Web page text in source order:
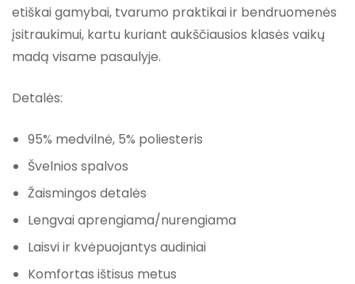
etiškai gamybai, tvarumo praktikai ir bendruomenės
įsitraukimui, kartu kuriant aukščiausios klasės vaikų
madą visame pasaulyje.
Detalės:
95% medvilnė, 5% poliesteris
Švelnios spalvos
Žaismingos detalės
Lengvai aprengiama/nurengiama
Laisvi ir kvėpuojantys audiniai
Komfortas ištisus metus